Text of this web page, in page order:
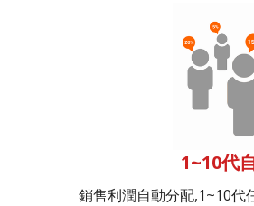
1~10代
銷售利潤自動分配,1~10代